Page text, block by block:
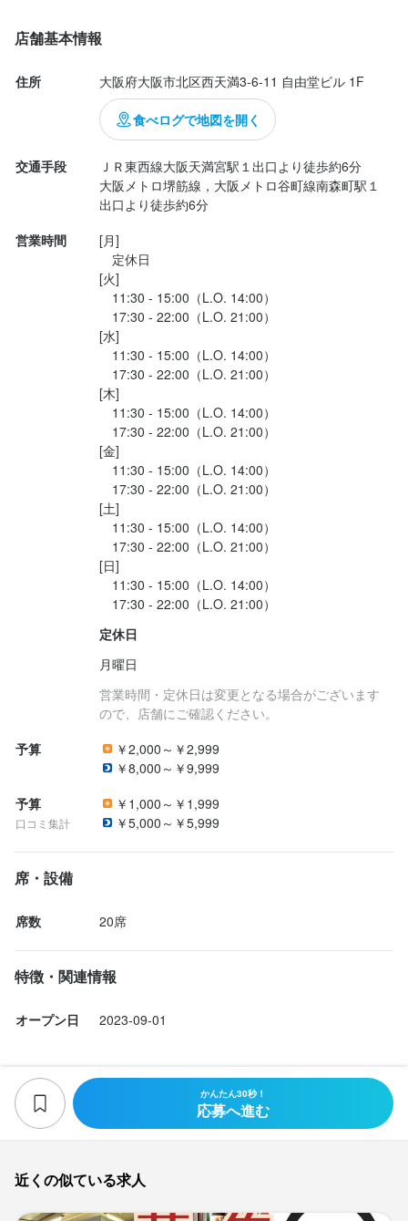
◇キリン晴れ風
◇ダバダ火振ソーダ割(栗)
とってもお気に入りの料理にお酒
やはり"鯖パイ包み焼"めちゃ美味しいです｡鯖パイ目当てのお客さ
んが多いのも良くわかります！
中々お店で見かけない､大好きな四万十川源流特産"ダバダ火振 栗
それぞれ異なるメニューを提供する中で､夜は特にお酒のライ...
店舗基本情報
住所 大阪府大阪市北区西天満3-6-11 自由堂ビル 1F
食べログで地図を開く
交通手段
ＪＲ東西線大阪天満宮駅１出口より徒歩約6分
大阪メトロ堺筋線，大阪メトロ谷町線南森町駅１
出口より徒歩約6分
営業時間
[月]
定休日
[火]
11:30 - 15:00（L.O. 14:00）
17:30 - 22:00（L.O. 21:00）
[水]
11:30 - 15:00（L.O. 14:00）
17:30 - 22:00（L.O. 21:00）
[木]
11:30 - 15:00（L.O. 14:00）
17:30 - 22:00（L.O. 21:00）
[金]
11:30 - 15:00（L.O. 14:00）
17:30 - 22:00（L.O. 21:00）
[土]
11:30 - 15:00（L.O. 14:00）
17:30 - 22:00（L.O. 21:00）
[日]
11:30 - 15:00（L.O. 14:00）
定休日
月曜日
営業時間・定休日は変更となる場合がございます
ので、店舗にご確認ください。
予算
￥2,000～￥2,999
￥8,000～￥9,999
予算
口コミ集計
￥1,000～￥1,999
￥5,000～￥5,999
席・設備
席数 20席
特徴・関連情報
オープン日 2023-09-01
かんたん30秒！
応募へ進む
近くの似ている求人
お店の採用担当者からのメッセージ
少しでも興味をお持ちでしたら、ぜひお気軽にご応募ください。
一度、カジュアルにお話しましょう。ご応募を心よりお待ちして
店名
大阪府大阪市北区西天満3-6-11 自由堂ビル 1F
法人名・事業者名
季節料理　朝菜　(白水勝司　シロウズカツジ)
最終更新日2024/12/02
季節料理　朝菜　(白水勝司　シロウズカツジ)
最終更新日2024/11/17